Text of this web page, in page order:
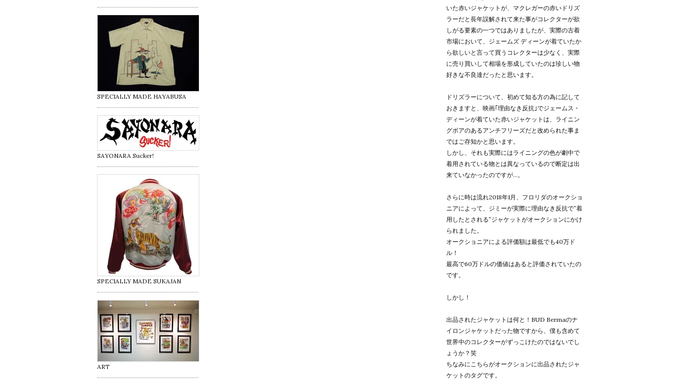
いた赤いジャケットが、マクレガーの赤いドリズ
ラーだと長年誤解されて来た事がコレクターが欲
しがる要素の一つではありましたが、実際の古着
市場において、ジェームズ ディーンが着ていたか
ら欲しいと言って買うコレクターは少なく、実際
に売り買いして相場を形成していたのは珍しい物
好きな不良達だったと思います。
ドリズラーについて、初めて知る方の為に記して
おきますと、映画｢理由なき反抗｣でジェームス・
ディーンが着ていた赤いジャケットは、ライニン
グボアのあるアンチフリーズだと改められた事ま
ではご存知かと思います。
しかし、それも実際にはライニングの色が劇中で
着用されている物とは異なっているので断定は出
来ていなかったのですが...。
さらに時は流れ2018年1月、フロリダのオークショ
ニアによって、ジミーが実際に理由なき反抗で”着
用したとされる”ジャケットがオークションにかけ
られました。
オークショニアによる評価額は最低でも40万ド
ル！
最高で60万ドルの価値はあると評価されていたの
です。
しかし！
出品されたジャケットは何と！BUD Bermaのナ
イロンジャケットだった物ですから、僕も含めて
世界中のコレクターがずっこけたのではないでし
ょうか？笑
ちなみにこちらがオークションに出品されたジャ
ケットのタグです。
SPECIALLY MADE HAYABUSA
SAYONARA Sucker!
SPECIALLY MADE SUKAJAN
ART